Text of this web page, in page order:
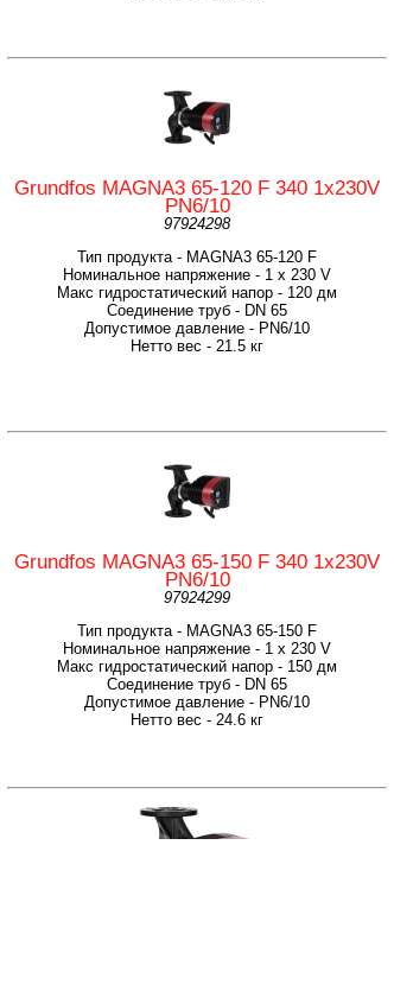
Grundfos MAGNA3 65-120 F 340 1x230V
PN6/10
97924298
Тип продукта - MAGNA3 65-120 F
Номинальное напряжение - 1 x 230 V
Макс гидростатический напор - 120 дм
Соединение труб - DN 65
Допустимое давление - PN6/10
Нетто вес - 21.5 кг
Grundfos MAGNA3 65-150 F 340 1x230V
PN6/10
97924299
Тип продукта - MAGNA3 65-150 F
Номинальное напряжение - 1 x 230 V
Макс гидростатический напор - 150 дм
Соединение труб - DN 65
Допустимое давление - PN6/10
Нетто вес - 24.6 кг